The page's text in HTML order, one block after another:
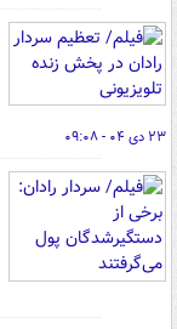
۲۳ دی ۰۴ - ۰۹:۰۸